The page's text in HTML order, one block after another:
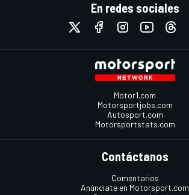
En redes sociales
Motor1.com
Motorsportjobs.com
Autosport.com
Motorsportstats.com
Contáctanos
Comentarios
Anúnciate en Motorsport.com